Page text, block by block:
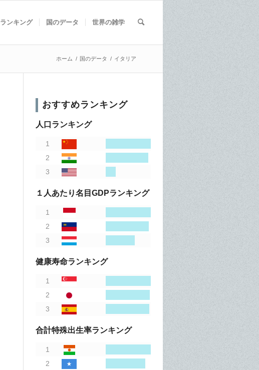
ランキング 国のデータ 世界の雑学
ホーム / 国のデータ / イタリア
おすすめランキング
人口ランキング
１人あたり名目GDPランキング
健康寿命ランキング
合計特殊出生率ランキング